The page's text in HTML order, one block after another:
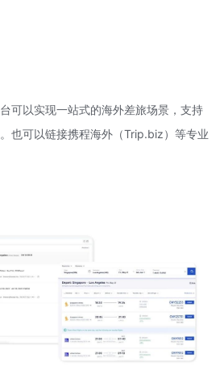
可以实现一站式的海外差旅场景，支持
也可以链接携程海外（Trip.biz）等专业